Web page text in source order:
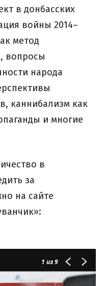
в донбасских
войны 2014–
метод
вопросы
народа
каннибализм как
и многие
в
за
на сайте
1 из 9